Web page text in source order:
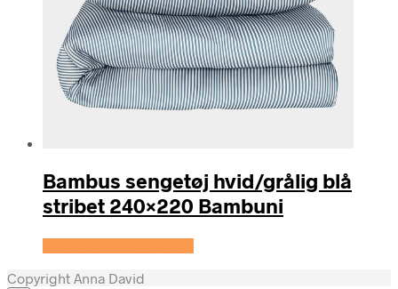
Bambus sengetøj hvid/grålig blå
stribet 240×220 Bambuni
Copyright Anna David